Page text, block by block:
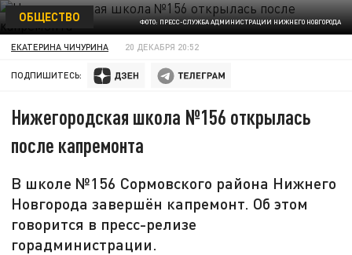
ФОТО: ПРЕСС-СЛУЖБА АДМИНИСТРАЦИИ НИЖНЕГО НОВГОРОДА
ОБЩЕСТВО
ЕКАТЕРИНА ЧИЧУРИНА 20 ДЕКАБРЯ 20:52
ПОДПИШИТЕСЬ:
Нижегородская школа №156 открылась
после капремонта
В школе №156 Сормовского района Нижнего
Новгорода завершён капремонт. Об этом
говорится в пресс-релизе
горадминистрации.